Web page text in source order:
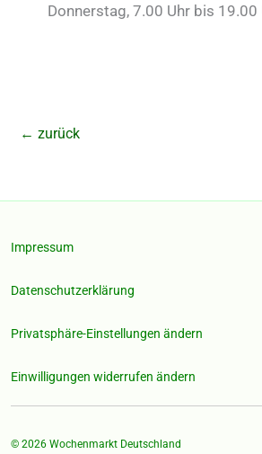
Donnerstag, 7.00 Uhr bis 19.00
← zurück
Impressum
Datenschutzerklärung
Privatsphäre-Einstellungen ändern
Einwilligungen widerrufen ändern
© 2026 Wochenmarkt Deutschland